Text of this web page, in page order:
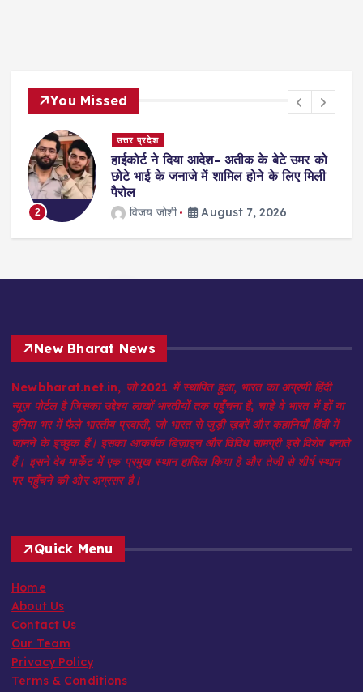
You Missed
अतीक के बेटे उमर को
होने के लिए मिली
7, 2026
सुप्रीमकोर्ट: 4 साल की
इलाज करने से किया था
jagmohan kholiya
New Bharat News
Newbharat.net.in, जो 2021 में स्थापित हुआ, भारत का अग्रणी हिंदी
न्यूज़ पोर्टल है जिसका उद्देश्य लाखों भारतीयों तक पहुँचना है, चाहे वे भारत में हों या
दुनिया भर में फैले भारतीय प्रवासी, जो भारत से जुड़ी ख़बरें और कहानियाँ हिंदी में
जानने के इच्छुक हैं। इसका आकर्षक डिज़ाइन और विविध सामग्री इसे विशेष बनाते
हैं। इसने वेब मार्केट में एक प्रमुख स्थान हासिल किया है और तेजी से शीर्ष स्थान
पर पहुँचने की ओर अग्रसर है।
Quick Menu
Home
About Us
Contact Us
Our Team
Privacy Policy
Terms & Conditions